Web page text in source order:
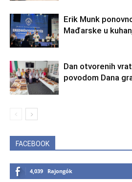
Erik Munk
Mađarske u
Dan otvorenih
povodom Dana
FACEBOOK
4,039 Rajongók